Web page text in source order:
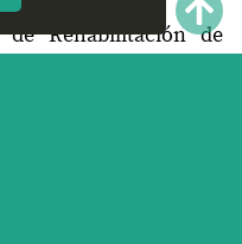
de Rehabilitación de